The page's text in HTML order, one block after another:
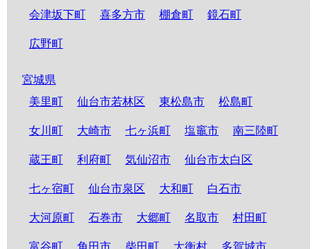
会津坂下町 喜多方市 棚倉町 鏡石町
広野町
宮城県
美里町
仙台市若林区 東松島市 松島町
女川町 大崎市 七ヶ浜町 塩竈市 南三陸町
蔵王町 利府町 気仙沼市 仙台市太白区
七ヶ宿町 仙台市泉区 大和町 白石市
大河原町 石巻市 大郷町 名取市 村田町
富谷町 角田市 柴田町 大衡村 多賀城市